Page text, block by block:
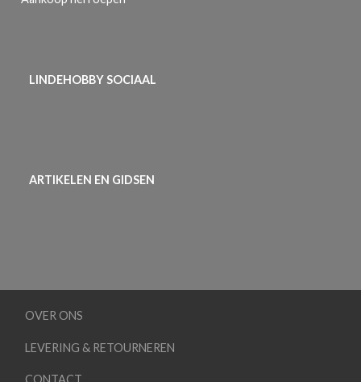
LINDEHOBBY SOCIAAL
ARTIKELEN EN GIDSEN
OVER ONS
LEVERING & RETOURNEREN